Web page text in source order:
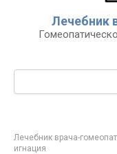
Лечебник
Поиск:
Лечебник врача-
игнация